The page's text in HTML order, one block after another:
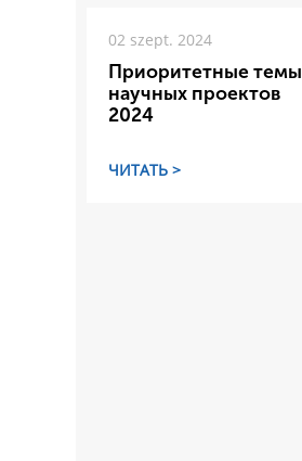
02 szept. 2024
Приоритетные темы
научных проектов
2024
ЧИТАТЬ >